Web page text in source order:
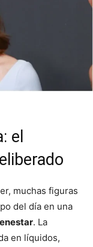
el
muchas figuras
del día en una
. La
en líquidos,